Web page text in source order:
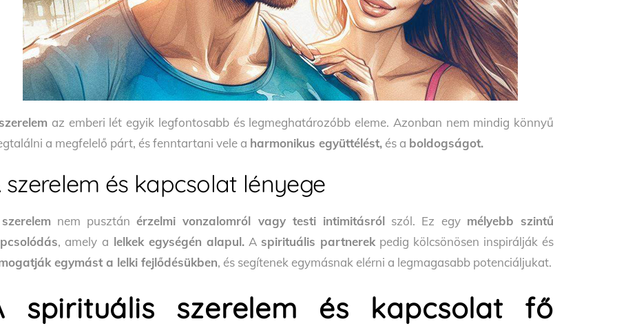
az emberi lét egyik legfontosabb és legmeghatározóbb eleme. Azonban nem mindig könnyű
a megfelelő párt, és fenntartani vele a harmonikus együttélést, és a boldogságot.
szerelem és kapcsolat lényege
szerelem nem pusztánérzelmi vonzalomról vagy testi intimitásról szól. Ez egy mélyebb szintű
, amely a lelkek egységén alapul.A spirituális partnerekpedig kölcsönösen inspirálják és
egymást a lelki fejlődésükben, és segítenek egymásnak elérni a legmagasabb potenciáljukat.
spirituális szerelem és kapcsolat fő